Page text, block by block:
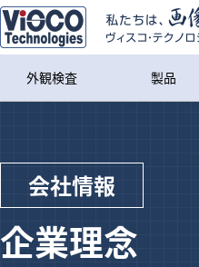
外観検査 製品
会社情報
企業理念